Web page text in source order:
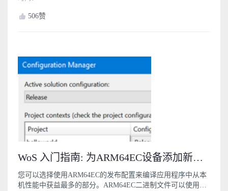
506赞
WoS 入门指南: 为ARM64EC设备添加新的发布配置 (3.2)
您可以选择使用ARM64EC的发布配置来编译应用程序中从本
机性能中获益最多的部分。ARM64EC二进制文件可以使用MS